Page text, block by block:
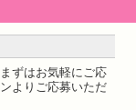
ずはお気軽にご応
よりご応募いただ